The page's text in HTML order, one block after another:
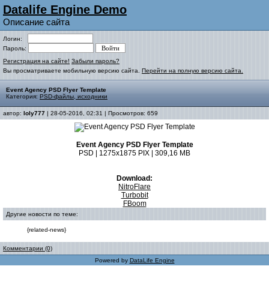
Datalife Engine Demo
Описание сайта
Логин:
Пароль:
Регистрация на сайте! Забыли пароль?
Вы просматриваете мобильную версию сайта. Перейти на полную версию сайта.
Event Agency PSD Flyer Template
Категория: PSD-файлы, исходники
автор: loly777 | 28-05-2016, 02:31 | Просмотров: 659
Event Agency PSD Flyer Template
PSD | 1275x1875 PIX | 309,16 MB
Download:
NitroFlare
Turbobit
FBoom
Другие новости по теме:
{related-news}
Комментарии (0)
Powered by DataLife Engine